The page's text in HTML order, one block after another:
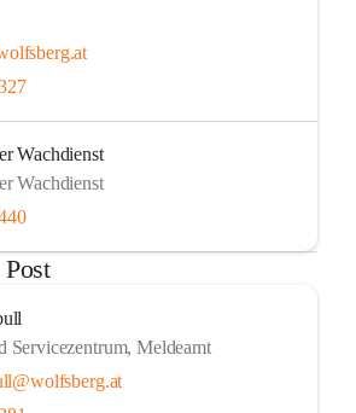
Wachdienst
Wachdienst
Servicezentrum, Meldeamt